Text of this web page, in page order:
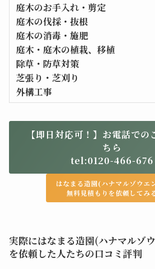
庭木のお手入れ・剪定
庭木の伐採・抜根
庭木の消毒・施肥
庭木・庭木の植栽、移植
除草・防草対策
芝張り・芝刈り
外構工事
【即日対応可！】お電話での
ちら
tel:0120-466-676
はなまる造園(ハナマルゾウエ
無料見積もりを依頼してみ
実際にはなまる造園(ハナマルゾ
を依頼した人たちの口コミ評判